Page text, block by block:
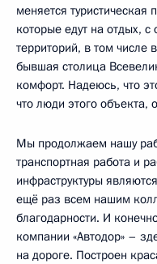
меняется туристическая
которые едут на отдых, с
территорий, в том числе
бывшая столица
комфорт. Надеюсь, что
что люди этого объекта,
Мы продолжаем нашу
транспортная работа и
инфраструктуры
ещё раз всем нашим
благодарности. И
компании «Автодор» –
на дороге. Построен